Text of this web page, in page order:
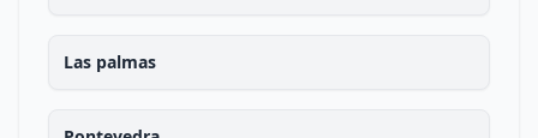
Las palmas